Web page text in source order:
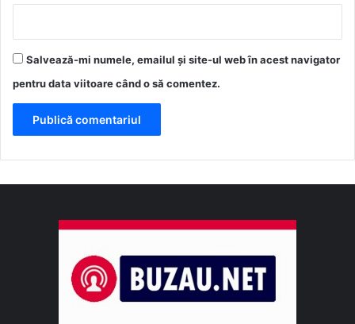
Salvează-mi numele, emailul și site-ul web în acest navigator
pentru data viitoare când o să comentez.